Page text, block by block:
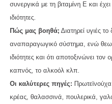
συνεργικά με τη βιταμίνη Ε και
ιδιότητες.
Πώς μας βοηθά; Διατηρεί υγιές
αναπαραγωγικό σύστημα, ενώ
ιδιότητες και ότι αποτοξινώνει
καπνός, το αλκοόλ κλπ.
Οι καλύτερες πηγές:
κρέας, θαλασσινά, πουλερικά,